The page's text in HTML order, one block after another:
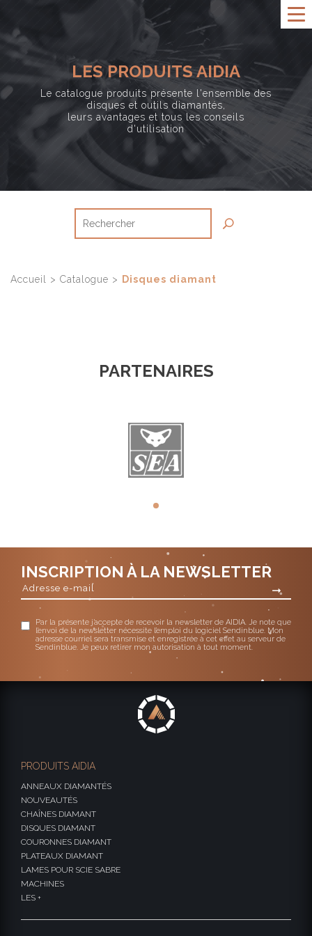
LES PRODUITS AIDIA
Le catalogue produits présente l'ensemble des
disques et outils diamantés,
leurs avantages et tous les conseils
d'utilisation
Accueil > Catalogue > Disques diamant
PARTENAIRES
INSCRIPTION À LA NEWSLETTER
Par la présente j’accepte de recevoir la newsletter de AIDIA. Je note que
l’envoi de la newsletter nécessite l’emploi du logiciel Sendinblue. Mon
adresse courriel sera transmise et enregistrée à cet effet au serveur de
Sendinblue. Je peux retirer mon autorisation à tout moment.
PRODUITS AIDIA
ANNEAUX DIAMANTÉS
NOUVEAUTÉS
CHAÎNES DIAMANT
DISQUES DIAMANT
COURONNES DIAMANT
PLATEAUX DIAMANT
LAMES POUR SCIE SABRE
MACHINES
LES +